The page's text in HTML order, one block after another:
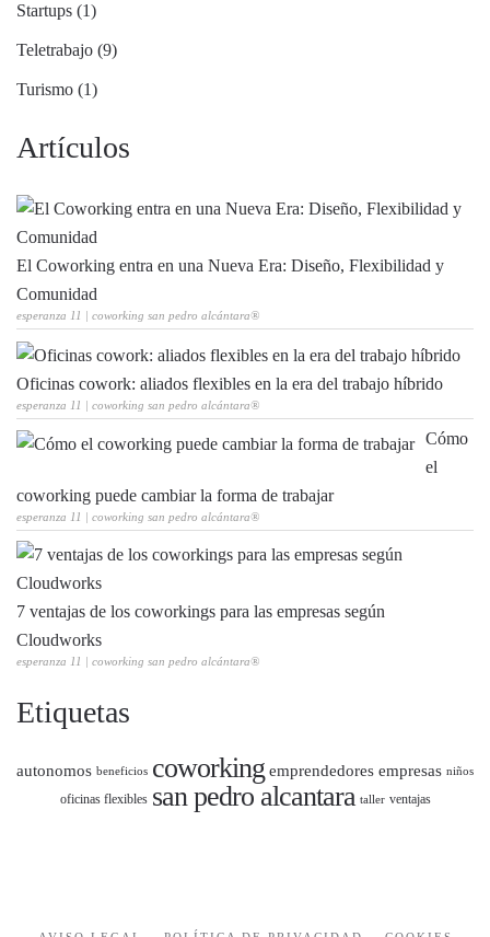
Startups (1)
Teletrabajo (9)
Turismo (1)
Artículos
El Coworking entra en una Nueva Era: Diseño, Flexibilidad y
Comunidad
esperanza 11 | coworking san pedro alcántara®
Oficinas cowork: aliados flexibles en la era del trabajo híbrido
esperanza 11 | coworking san pedro alcántara®
Cómo
el
coworking puede cambiar la forma de trabajar
esperanza 11 | coworking san pedro alcántara®
7 ventajas de los coworkings para las empresas según
Cloudworks
esperanza 11 | coworking san pedro alcántara®
Etiquetas
autonomos beneficios coworking emprendedores empresas niños
oficinas flexibles san pedro alcantara taller ventajas